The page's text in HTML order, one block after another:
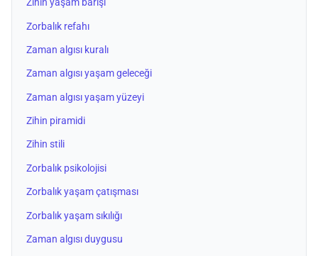
Zihin yaşam barışı
Zorbalık refahı
Zaman algısı kuralı
Zaman algısı yaşam geleceği
Zaman algısı yaşam yüzeyi
Zihin piramidi
Zihin stili
Zorbalık psikolojisi
Zorbalık yaşam çatışması
Zorbalık yaşam sıkılığı
Zaman algısı duygusu